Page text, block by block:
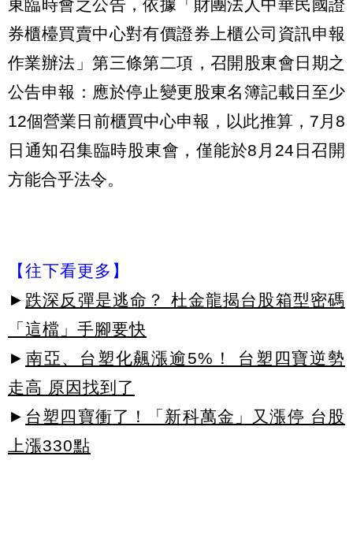
東臨時會之公告，依據「財團法人中華民國證
券櫃檯買賣中心對有價證券上櫃公司資訊申報
作業辦法」第三條第二項，召開股東會日期之
公告申報：應於停止變更股東名簿記載日至少
12個營業日前櫃買中心申報，以此推算，7月8
日通知召集臨時股東會，僅能於8月24日召開
方能合乎法令。
【往下看更多】
► 跌深反彈是逃命？ 杜金龍揭台股箱型密碼
「這檔」手腳要快
► 南亞、台塑化飆漲逾5%！ 台塑四寶逆勢
走高 原因找到了
► 台塑四寶衝了！「新科萬金」又漲停 台股
上漲330點